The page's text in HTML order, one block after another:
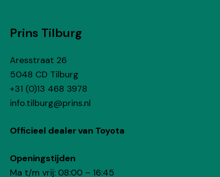
Prins Tilburg
Aresstraat 26
5048 CD Tilburg
+31 (0)13 468 3978
ln.snirp
@grublit.ofni
Officieel dealer van Toyota
Openingstijden
Ma t/m vrij: 08:00 – 16:45